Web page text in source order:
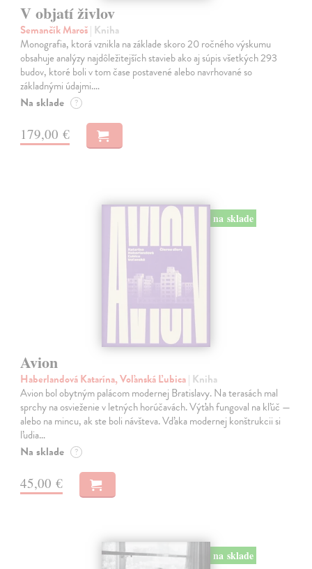
V objatí živlov
Semančík Maroš| Kniha
Monografia, ktorá vznikla na základe skoro 20 ročného výskumu
obsahuje analýzy najdôležitejších stavieb ako aj súpis všetkých 293
budov, ktoré boli v tom čase postavené alebo navrhované so
základnými údajmi.…
Na sklade ?
179,00 €
na sklade
Avion
Haberlandová Katarína, Voľanská Ľubica| Kniha
Avion bol obytným palácom modernej Bratislavy. Na terasách mal
sprchy na osvieženie v letných horúčavách. Výťah fungoval na kľúč —
alebo na mincu, ak ste boli návšteva. Vďaka modernej konštrukcii si
ľudia…
Na sklade ?
45,00 €
na sklade